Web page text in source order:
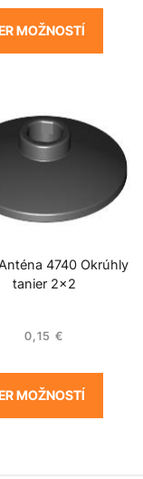
MOŽNOSTÍ
4740 Okrúhly
tanier 2×2
0,15 €
MOŽNOSTÍ